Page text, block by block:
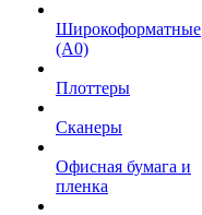
Широкоформатные
(А0)
Плоттеры
Сканеры
Офисная бумага и
пленка